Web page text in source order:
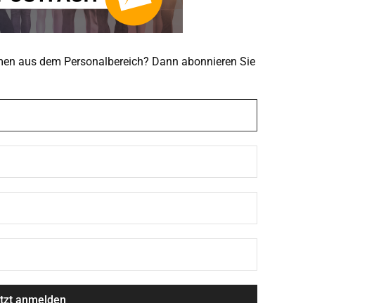
aus dem Personalbereich? Dann abonnieren Sie